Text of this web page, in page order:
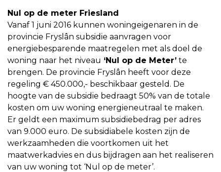
Nul op de meter Friesland
Vanaf 1 juni 2016 kunnen woningeigenaren in de
provincie Fryslân subsidie aanvragen voor
energiebesparende maatregelen met als doel de
woning naar het niveau ‘Nul op de Meter’ te
brengen. De provincie Fryslân heeft voor deze
regeling € 450.000,- beschikbaar gesteld. De
hoogte van de subsidie bedraagt 50% van de totale
kosten om uw woning energieneutraal te maken.
Er geldt een maximum subsidiebedrag per adres
van 9.000 euro. De subsidiabele kosten zijn de
werkzaamheden die voortkomen uit het
maatwerkadvies en dus bijdragen aan het realiseren
van uw woning tot ‘Nul op de meter’.